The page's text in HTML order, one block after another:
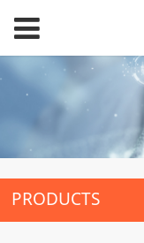
PRODUCTS